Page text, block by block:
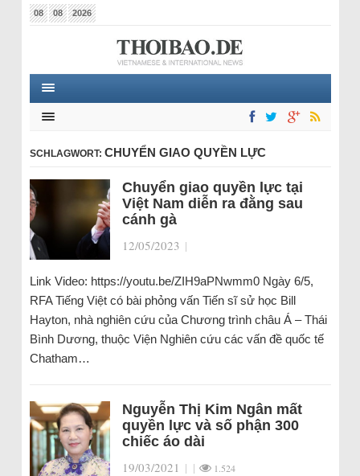
08 08 2026
SCHLAGWORT: CHUYỂN GIAO QUYỀN LỰC
Chuyển giao quyền lực tại
Việt Nam diễn ra đằng sau
cánh gà
12/05/2023 |
Link Video: https://youtu.be/ZIH9aPNwmm0 Ngày 6/5,
RFA Tiếng Việt có bài phỏng vấn Tiến sĩ sử học Bill
Hayton, nhà nghiên cứu của Chương trình châu Á – Thái
Bình Dương, thuộc Viện Nghiên cứu các vấn đề quốc tế
Chatham…
Nguyễn Thị Kim Ngân mất
quyền lực và số phận 300
chiếc áo dài
19/03/2021 | | 1.524